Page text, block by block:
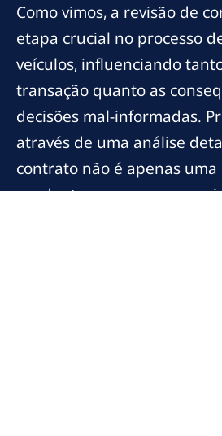
Como vimos, a revisão de
etapa crucial no processo
veículos, influenciando
transação quanto as
decisões mal-informadas.
através de uma análise
contrato não é apenas uma
prudente, mas uma